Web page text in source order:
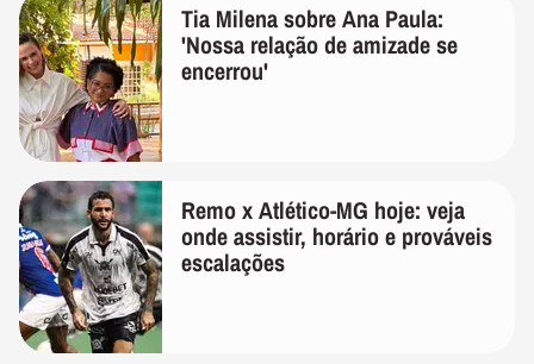
Tia Milena sobre Ana Paula:
'Nossa relação de amizade se
encerrou'
Remo x Atlético-MG hoje: veja
onde assistir, horário e prováveis
escalações